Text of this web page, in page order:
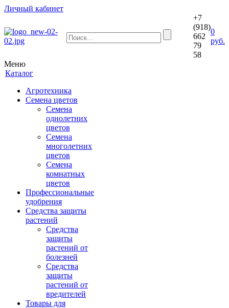
Личный кабинет
+7
(918)
662
79
58
0
руб.
Меню
Каталог
Агротехника
Семена цветов
Семена
однолетних
цветов
Семена
многолетних
цветов
Семена
комнатных
цветов
Профессиональные
удобрения
Средства защиты
растений
Средства
защиты
растений от
болезней
Средства
защиты
растений от
вредителей
Товары для